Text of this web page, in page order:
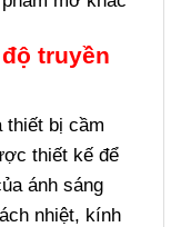
truyền
thiết bị cầm
thiết kế để
ánh sáng
nhiệt, kính